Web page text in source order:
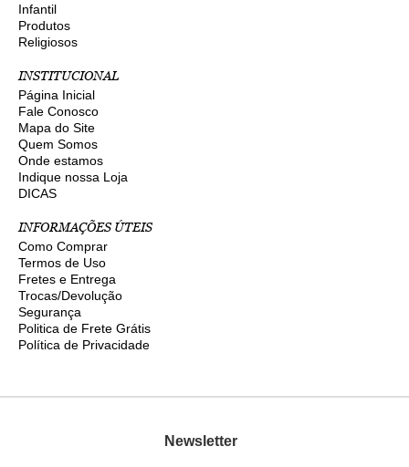
Infantil
Produtos
Religiosos
INSTITUCIONAL
Página Inicial
Fale Conosco
Mapa do Site
Quem Somos
Onde estamos
Indique nossa Loja
DICAS
INFORMAÇÕES ÚTEIS
Como Comprar
Termos de Uso
Fretes e Entrega
Trocas/Devolução
Segurança
Politica de Frete Grátis
Política de Privacidade
Newsletter